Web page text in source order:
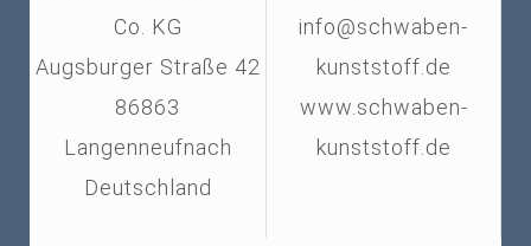
Co. KG
Augsburger Straße 42
86863
Langenneufnach
Deutschland
info@schwaben-
kunststoff.de
www.schwaben-
kunststoff.de